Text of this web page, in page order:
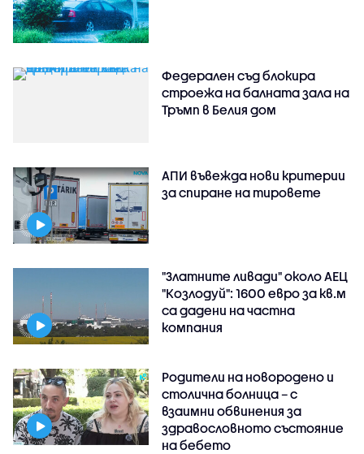
Федерален съд блокира
строежа на балната зала на
Тръмп в Белия дом
АПИ въвежда нови критерии
за спиране на тировете
"Златните ливади" около АЕЦ
"Козлодуй": 1600 евро за кв.м
са дадени на частна
компания
Родители на новородено и
столична болница – с
взаимни обвинения за
здравословното състояние
на бебето